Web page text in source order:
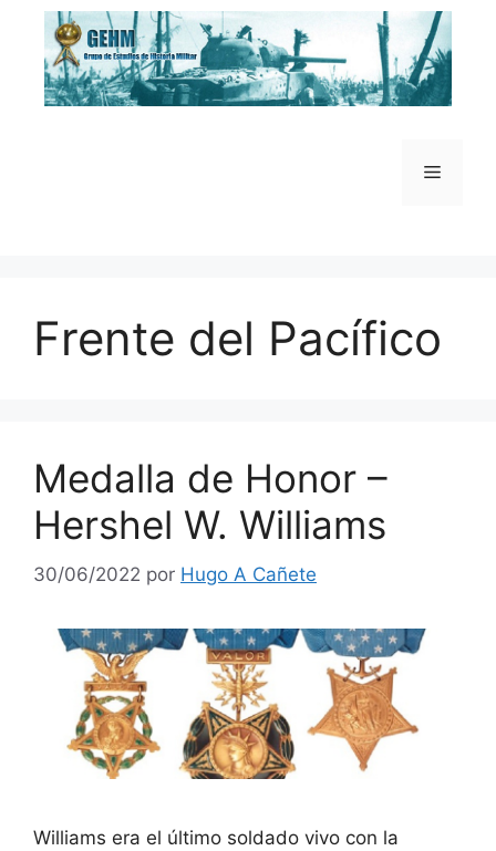
Saltar
contenido
Menú
Frente del Pacífico
Medalla de Honor –
Hershel W. Williams
30/06/2022 por Hugo A Cañete
Williams era el último soldado vivo con la